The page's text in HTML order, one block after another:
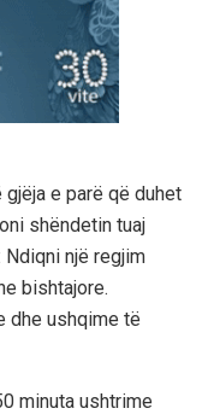
e parë që duhet
shëndetin tuaj
Ndiqni një regjim
bishtajore.
dhe ushqime të
minuta ushtrime